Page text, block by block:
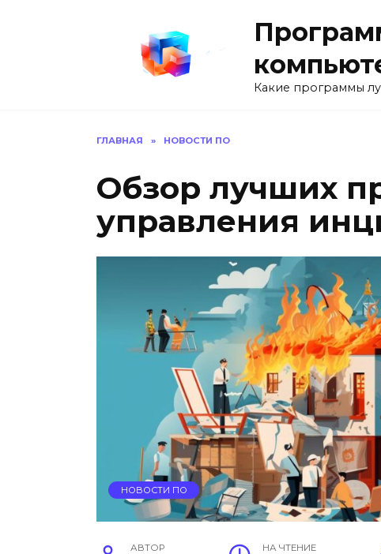
Какие программы
ГЛАВНАЯ » НОВОСТИ ПО
Обзор лучших
управления
НОВОСТИ ПО
АВТОР НА ЧТЕНИЕ